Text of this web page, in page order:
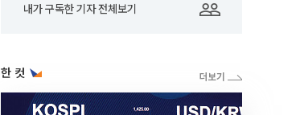
내가 구독한 기자 전체보기
한 컷